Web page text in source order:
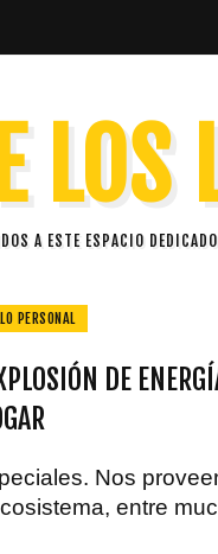
A ESTE ESPACIO
PERSONAL
DE
Nos
entre